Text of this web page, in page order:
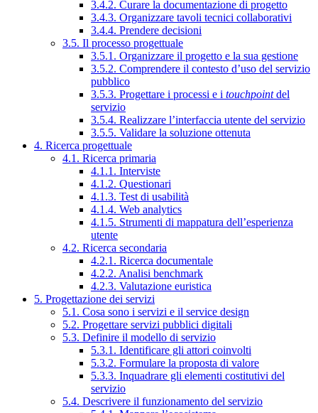
3.4.2. Curare la documentazione di progetto
3.4.3. Organizzare tavoli tecnici collaborativi
3.4.4. Prendere decisioni
3.5. Il processo progettuale
3.5.1. Organizzare il progetto e la sua gestione
3.5.2. Comprendere il contesto d’uso del servizio
pubblico
3.5.3. Progettare i processi e i touchpointdel
servizio
3.5.4. Realizzare l’interfaccia utente del servizio
3.5.5. Validare la soluzione ottenuta
4. Ricerca progettuale
4.1. Ricerca primaria
4.1.1. Interviste
4.1.2. Questionari
4.1.3. Test di usabilità
4.1.4. Web analytics
4.1.5. Strumenti di mappatura dell’esperienza
utente
4.2. Ricerca secondaria
4.2.1. Ricerca documentale
4.2.2. Analisi benchmark
4.2.3. Valutazione euristica
5. Progettazione dei servizi
5.1. Cosa sono i servizi e il service design
5.2. Progettare servizi pubblici digitali
5.3. Definire il modello di servizio
5.3.1. Identificare gli attori coinvolti
5.3.2. Formulare la proposta di valore
5.3.3. Inquadrare gli elementi costitutivi del
servizio
5.4. Descrivere il funzionamento del servizio